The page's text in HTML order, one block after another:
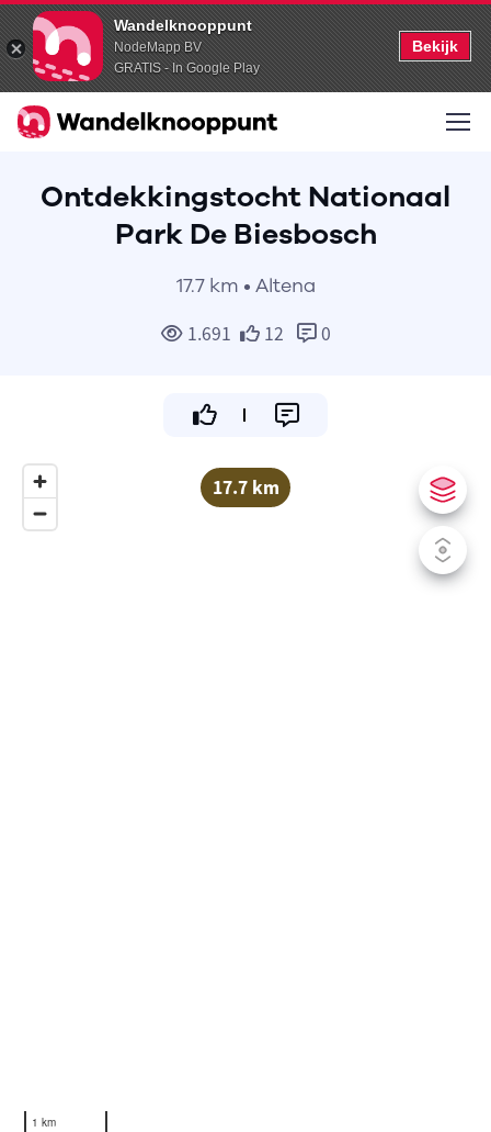
Wandelknooppunt
NodeMapp BV
GRATIS - In Google Play
Bekijk
Ontdekkingstocht Nationaal
Park De Biesbosch
17.7 km • Altena
1.691 12 0
17.7 km
1 km